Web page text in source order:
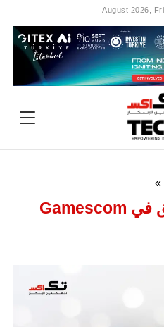
»
رؤية دبي للألعاب تتألق في Gamescom